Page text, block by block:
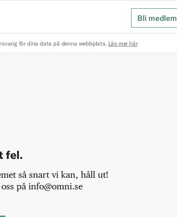
Bli medlem
för dina data på denna webbplats. Läs mer här
fel.
så snart vi kan, håll ut!
på info@omni.se